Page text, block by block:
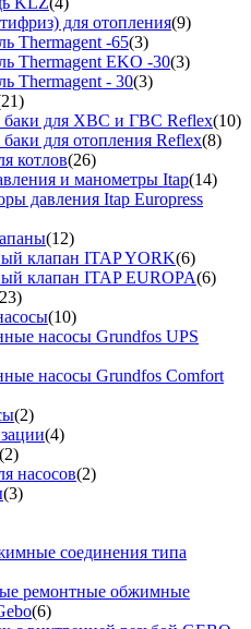
для отопления(9)
Thermagent -65(3)
Thermagent EKO -30(3)
Thermagent - 30(3)
для ХВС и ГВС Reflex(10)
для отопления Reflex(8)
котлов(26)
и манометры Itap(14)
давления Itap Europress
(12)
клапан ITAP YORK(6)
клапан ITAP EUROPA(6)
(10)
насосы Grundfos UPS
насосы Grundfos Comfort
(2)
(4)
(2)
насосов(2)
(3)
соединения типа
ремонтные обжимные
(6)